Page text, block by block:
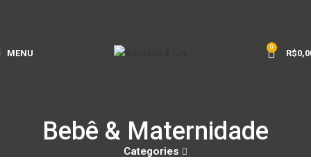
MENU
0
R$
Bebê & Maternidade
Categories